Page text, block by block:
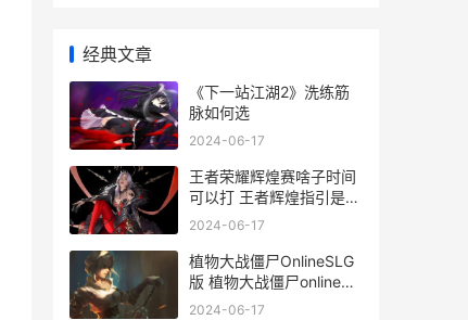
经典文章
《下一站江湖2》洗练筋
脉如何选
2024-06-17
王者荣耀辉煌赛啥子时间
可以打 王者辉煌指引是哪
个区
2024-06-17
植物大战僵尸OnlineSLG
版 植物大战僵尸online官
方正版
2024-06-17